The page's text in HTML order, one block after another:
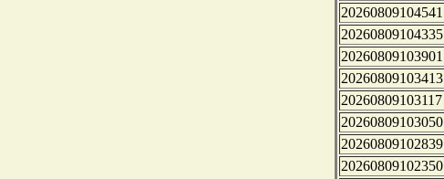
20260809104541
20260809104335
20260809103901
20260809103413
20260809103117
20260809103050
20260809102839
20260809102350